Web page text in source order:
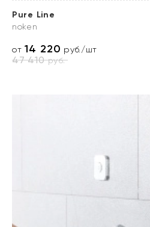
Pure Line
noken
от14 220 руб./шт
47 410руб.